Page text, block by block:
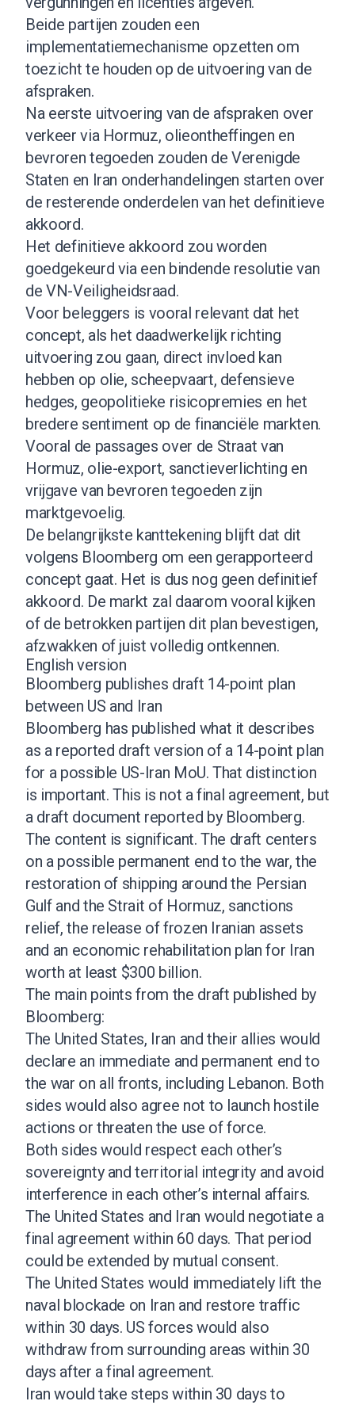
Beide partijen zouden een
implementatiemechanisme opzetten om
toezicht te houden op de uitvoering van de
afspraken.
Na eerste uitvoering van de afspraken over
verkeer via Hormuz, olieontheffingen en
bevroren tegoeden zouden de Verenigde
Staten en Iran onderhandelingen starten over
de resterende onderdelen van het definitieve
akkoord.
Het definitieve akkoord zou worden
goedgekeurd via een bindende resolutie van
de VN-Veiligheidsraad.
Voor beleggers is vooral relevant dat het
concept, als het daadwerkelijk richting
uitvoering zou gaan, direct invloed kan
hebben op olie, scheepvaart, defensieve
hedges, geopolitieke risicopremies en het
bredere sentiment op de financiële markten.
Vooral de passages over de Straat van
Hormuz, olie-export, sanctieverlichting en
vrijgave van bevroren tegoeden zijn
marktgevoelig.
De belangrijkste kanttekening blijft dat dit
volgens Bloomberg om een gerapporteerd
concept gaat. Het is dus nog geen definitief
akkoord. De markt zal daarom vooral kijken
of de betrokken partijen dit plan bevestigen,
afzwakken of juist volledig ontkennen.
English version
Bloomberg publishes draft 14-point plan
between US and Iran
Bloomberg has published what it describes
as a reported draft version of a 14-point plan
for a possible US-Iran MoU. That distinction
is important. This is not a final agreement, but
a draft document reported by Bloomberg.
The content is significant. The draft centers
on a possible permanent end to the war, the
restoration of shipping around the Persian
Gulf and the Strait of Hormuz, sanctions
relief, the release of frozen Iranian assets
and an economic rehabilitation plan for Iran
worth at least $300 billion.
The main points from the draft published by
Bloomberg:
The United States, Iran and their allies would
declare an immediate and permanent end to
the war on all fronts, including Lebanon. Both
sides would also agree not to launch hostile
actions or threaten the use of force.
Both sides would respect each other’s
sovereignty and territorial integrity and avoid
interference in each other’s internal affairs.
The United States and Iran would negotiate a
final agreement within 60 days. That period
could be extended by mutual consent.
The United States would immediately lift the
naval blockade on Iran and restore traffic
within 30 days. US forces would also
withdraw from surrounding areas within 30
days after a final agreement.
Iran would take steps within 30 days to